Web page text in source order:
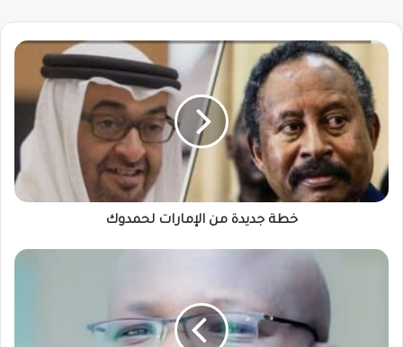
خطة
جديدة
الإمارات
لحمدوك
خطة جديدة من الإمارات لحمدوك
تغزّل